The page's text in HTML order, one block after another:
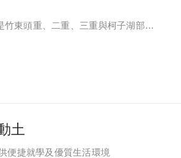
東頭重、二重、三重與柯子湖部分
土
便捷就學及優質生活環境